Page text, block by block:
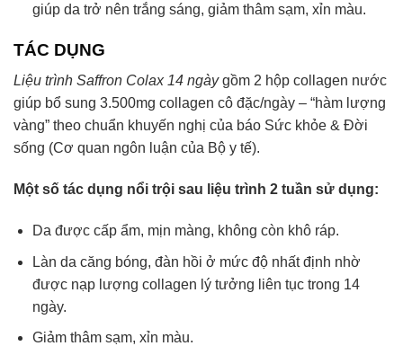
giúp da trở nên trắng sáng, giảm thâm sạm, xỉn màu.
TÁC DỤNG
Liệu trình Saffron Colax 14 ngàygồm 2 hộp collagen nước
giúp bổ sung 3.500mg collagen cô đặc/ngày – “hàm lượng
vàng” theo chuẩn khuyến nghị của báo Sức khỏe & Đời
sống (Cơ quan ngôn luận của Bộ y tế).
Một số tác dụng nổi trội sau liệu trình 2 tuần sử dụng:
Da được cấp ẩm, mịn màng, không còn khô ráp.
Làn da căng bóng, đàn hồi ở mức độ nhất định nhờ
được nạp lượng collagen lý tưởng liên tục trong 14
ngày.
Giảm thâm sạm, xỉn màu.